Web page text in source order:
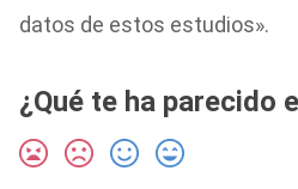
datos de estos estudios».
¿Qué te ha parecido